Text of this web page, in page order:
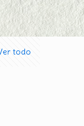
todo